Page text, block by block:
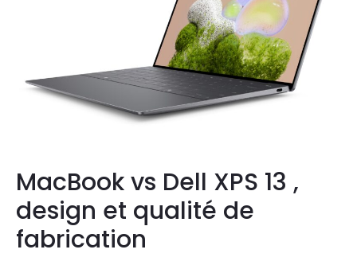
MacBook vs Dell XPS 13 ,
design et qualité de
fabrication